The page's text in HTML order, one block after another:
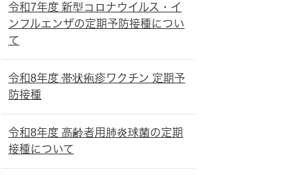
令和7年度 新型コロナウイルス・イ
ンフルエンザの定期予防接種につい
て
令和8年度 帯状疱疹ワクチン 定期予
防接種
令和8年度 高齢者用肺炎球菌の定期
接種について